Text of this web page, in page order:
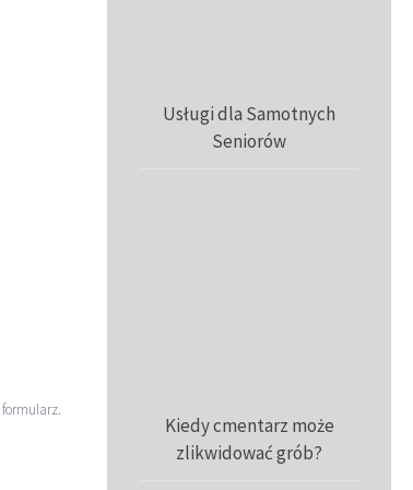
formularz.
Usługi dla Samotnych
Seniorów
Kiedy cmentarz może
zlikwidować grób?